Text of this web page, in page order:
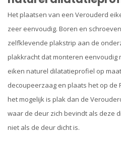
Het plaatsen van een Verouderd
zeer eenvoudig. Boren en
zelfklevende plakstrip aan de
plakkracht dat monteren eenvoudig
eiken naturel dilatatieprofiel op
decoupeerzaag en plaats het op de
het mogelijk is plak dan de
waar de deur zich bevindt als deze
niet als de deur dicht is.